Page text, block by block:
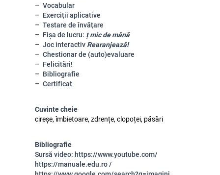
Vocabular
Exerciții aplicative
Testare de învățare
Fișa de lucru: ț mic de mână
Joc interactiv Rearanjează!
Chestionar de (auto)evaluare
Felicitări!
Bibliografie
Certificat
Cuvinte cheie
cireșe, îmbietoare, zdrențe, clopoței, păsări
Bibliografie
Sursă video: https://www.youtube.com/
https://manuale.edu.ro /